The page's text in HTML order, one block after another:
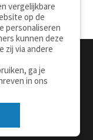
site
vergelijkbare
op de
personaliseren
kunnen deze
zij via andere
ga je
in ons